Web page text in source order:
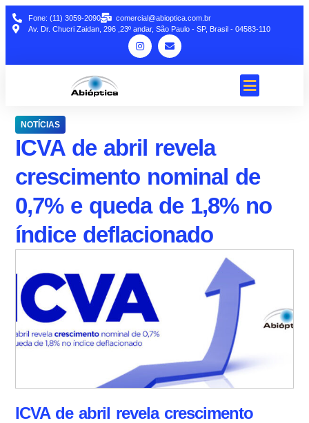
Fone: (11) 3059-2090
comercial@abioptica.com.br
Av. Dr. Chucri Zaidan, 296 ,23º andar, São Paulo - SP, Brasil - 04583-110
NOTÍCIAS
ICVA de abril revela
crescimento nominal de
0,7% e queda de 1,8% no
índice deflacionado
ICVA de abril revela crescimento